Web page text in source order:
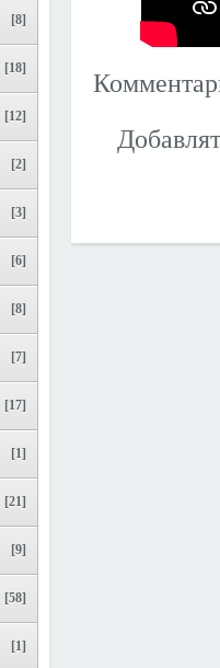
[8]
[18]
[12]
[2]
[3]
[6]
[8]
[7]
[17]
[1]
[21]
[9]
[58]
[1]